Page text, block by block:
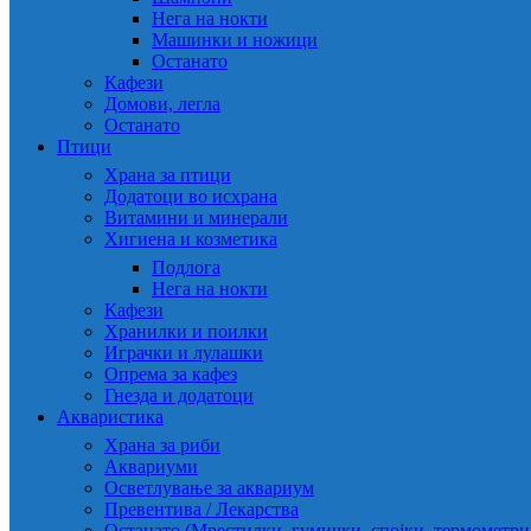
Нега на нокти
Машинки и ножици
Останато
Кафези
Домови, легла
Останато
Птици
Храна за птици
Додатоци во исхрана
Витамини и минерали
Хигиена и козметика
Подлога
Нега на нокти
Кафези
Хранилки и поилки
Играчки и лулашки
Опрема за кафез
Гнезда и додатоци
Акваристика
Храна за риби
Аквариуми
Осветлување за аквариум
Превентива / Лекарства